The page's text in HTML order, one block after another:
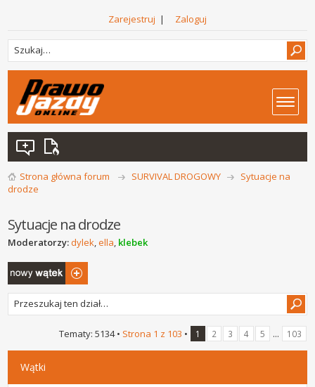
Zarejestruj | Zaloguj
Strona główna forum SURVIVAL DROGOWY
Sytuacje na
drodze
Sytuacje na drodze
Moderatorzy:dylek,ella, klebek
Napisz wątek
Tematy: 5134 • Strona 1 z 103 • 1 2 3 4 5 ... 103
Wątki